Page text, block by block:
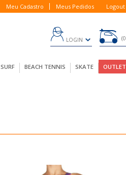
Meu Cadastro Meus Pedidos Logout
LOGIN 0
SURF BEACH TENNIS SKATE OUTLET